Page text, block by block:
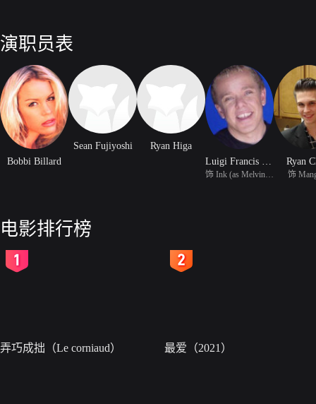
演职员表
Bobbi Billard
Sean Fujiyoshi
Ryan Higa
Ryan
饰
电影排行榜
弄巧成拙（Le corniaud） 最爱（2021）